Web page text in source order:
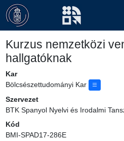
Kurzus nemzetközi
hallgatóknak
Kar
Bölcsészettudományi Kar
Szervezet
BTK Spanyol Nyelvi és Irodalmi
Kód
BMI-SPAD17-286E